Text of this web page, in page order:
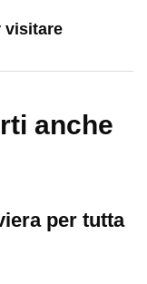
visitare
anche
per tutta